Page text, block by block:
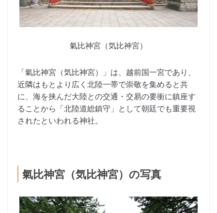
氣比神宮（気比神宮）
「氣比神宮（気比神宮）」は、越前国一宮であり、
近隣はもとより広く北陸一帯で崇敬を集めると共
に、海を挟んだ大陸との交通・交易の要衝に鎮座す
ることから「北陸道総鎮守」として朝廷でも重要視
されたといわれる神社。
氣比神宮（気比神宮）の写真